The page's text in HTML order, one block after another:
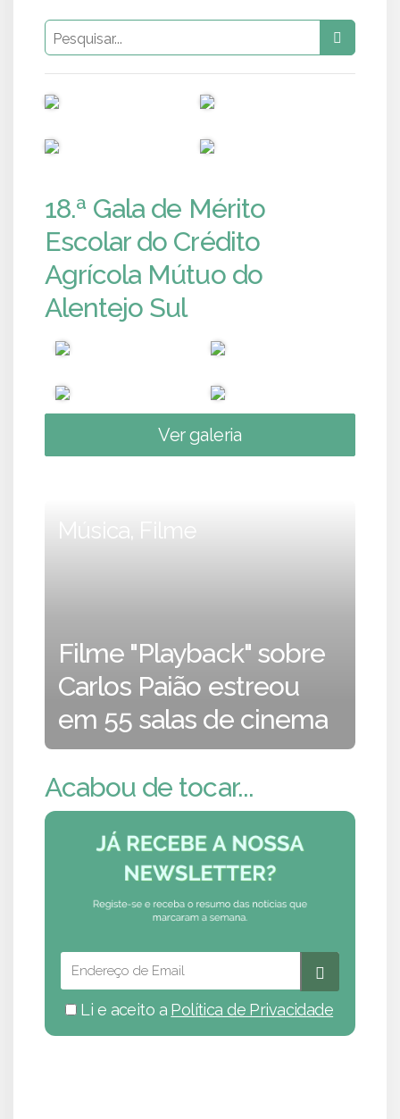
18.ª Gala de Mérito
Escolar do Crédito
Agrícola Mútuo do
Alentejo Sul
Ver galeria
Música, Filme
Filme "Playback" sobre
Carlos Paião estreou
em 55 salas de cinema
Acabou de tocar...
Li e aceito a Política de Privacidade